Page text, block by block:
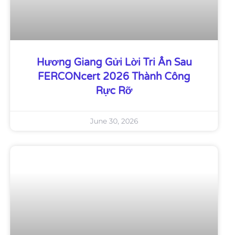
Hương Giang Gửi Lời Tri Ân Sau
FERCONcert 2026 Thành Công
Rực Rỡ
June 30, 2026